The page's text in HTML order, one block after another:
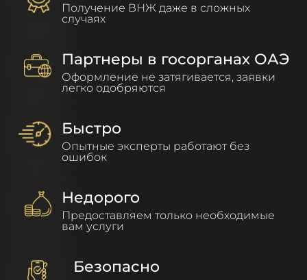
Получение ВНЖ даже в сложных
случаях
Партнеры в госорганах ОАЭ
Оформление не затягивается, заявки
легко одобряются
Быстро
Опытные эксперты работают без
ошибок
Недорого
Предоставляем только необходимые
вам услуги
Безопасно